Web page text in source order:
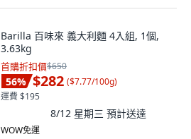
Barilla 百味來 義大利麵 4入組, 1個,
3.63kg
首購折扣價$650
56% $282 ($7.77/100g)
運費 $195
8/12 星期三 預計送達
WOW免運